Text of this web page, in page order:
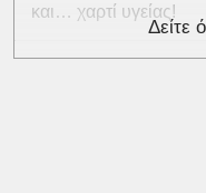
και… χαρτί υγείας!
Δείτε